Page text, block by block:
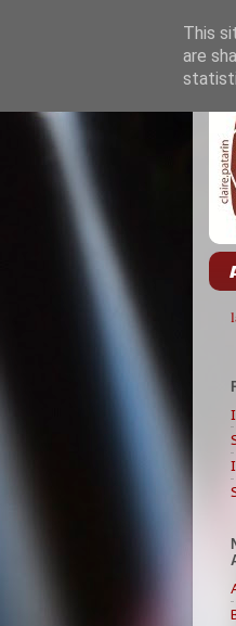
This
are